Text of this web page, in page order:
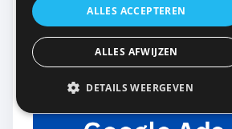
ALLES ACCEPTEREN
ALLES AFWIJZEN
DETAILS WEERGEVEN